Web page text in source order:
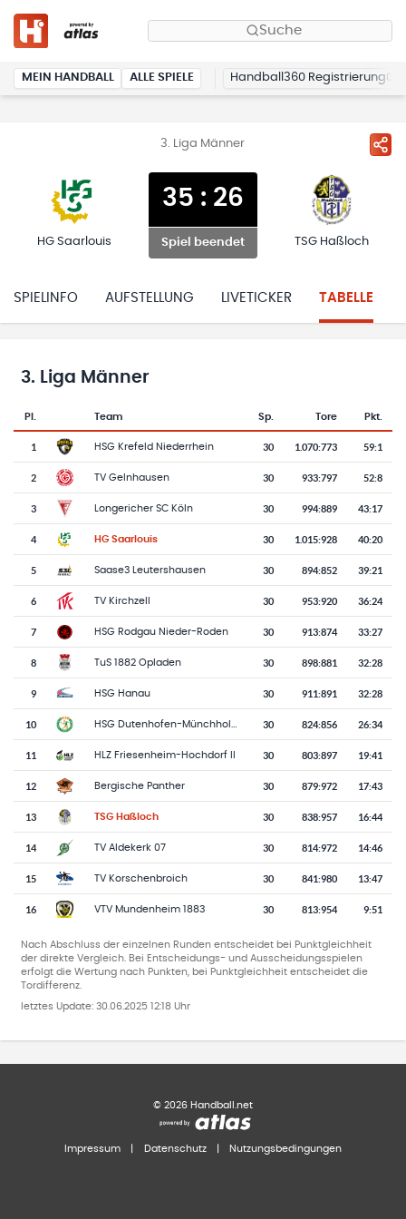
Suche
MEIN HANDBALL ALLE SPIELE Handball360 Registrierung
3. Liga Männer
HG Saarlouis
35 : 26
Spiel beendet TSG Haßloch
SPIELINFO AUFSTELLUNG LIVETICKER TABELLE
3. Liga Männer
Tabelle mit Vereinsplatzierungen, Spielen, Toren und Punkten
Pl.
Team-Logo
Team Sp. Tore Pkt.
1 HSG Krefeld Niederrhein 30 1.070:773 59:1
2 TV Gelnhausen 30 933:797 52:8
3 Longericher SC Köln 30 994:889 43:17
4 HG Saarlouis 30 1.015:928 40:20
5 Saase3 Leutershausen 30 894:852 39:21
6 TV Kirchzell 30 953:920 36:24
7 HSG Rodgau Nieder-Roden 30 913:874 33:27
8 TuS 1882 Opladen 30 898:881 32:28
9 HSG Hanau 30 911:891 32:28
10 HSG Dutenhofen-Münchholzhausen II 30 824:856 26:34
11 HLZ Friesenheim-Hochdorf II 30 803:897 19:41
12 Bergische Panther 30 879:972 17:43
13 TSG Haßloch 30 838:957 16:44
14 TV Aldekerk 07 30 814:972 14:46
15 TV Korschenbroich 30 841:980 13:47
16 VTV Mundenheim 1883 30 813:954 9:51
Nach Abschluss der einzelnen Runden entscheidet bei Punktgleichheit
der direkte Vergleich. Bei Entscheidungs- und Ausscheidungsspielen
erfolgt die Wertung nach Punkten, bei Punktgleichheit entscheidet die
Tordifferenz.
letztes Update: 30.06.2025 12:18 Uhr
© 2026 Handball.net
Impressum Datenschutz Nutzungsbedingungen